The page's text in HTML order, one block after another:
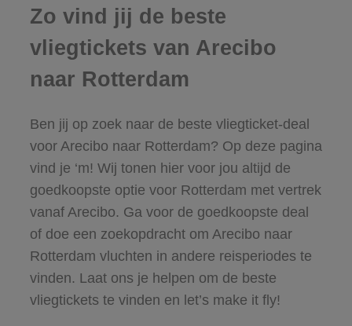
Zo vind jij de beste
vliegtickets van Arecibo
naar Rotterdam
Ben jij op zoek naar de beste vliegticket-deal
voor Arecibo naar Rotterdam? Op deze pagina
vind je ‘m! Wij tonen hier voor jou altijd de
goedkoopste optie voor Rotterdam met vertrek
vanaf Arecibo. Ga voor de goedkoopste deal
of doe een zoekopdracht om Arecibo naar
Rotterdam vluchten in andere reisperiodes te
vinden. Laat ons je helpen om de beste
vliegtickets te vinden en let’s make it fly!